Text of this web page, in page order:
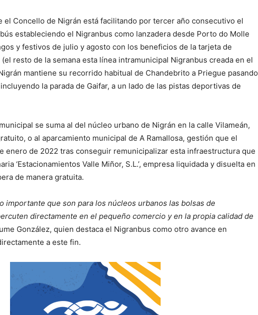
el Concello de Nigrán está facilitando por tercer año consecutivo el
estableciendo el Nigranbus como lanzadera desde Porto do Molle
y festivos de julio y agosto con los beneficios de la tarjeta de
resto de la semana esta línea intramunicipal Nigranbus creada en el
mantiene su recorrido habitual de Chandebrito a Priegue pasando
la parada de Gaifar, a un lado de las pistas deportivas de
se suma al del núcleo urbano de Nigrán en la calle Vilameán,
o al aparcamiento municipal de A Ramallosa, gestión que el
enero de 2022 tras conseguir remunicipalizar esta infraestructura que
‘Estacionamientos Valle Miñor, S.L.’, empresa liquidada y disuelta en
de manera gratuita.
importante que son para los núcleos urbanos las bolsas de
directamente en el pequeño comercio y en la propia calidad de
González, quien destaca el Nigranbus como otro avance en
a este fin.